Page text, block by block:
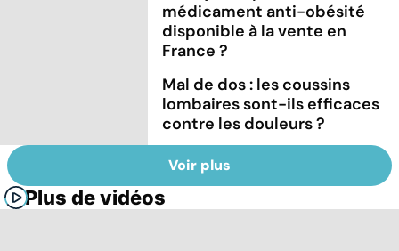
médicament anti-obésité
disponible à la vente en
France ?
Mal de dos : les coussins
lombaires sont-ils efficaces
contre les douleurs ?
Voir plus
Plus de vidéos